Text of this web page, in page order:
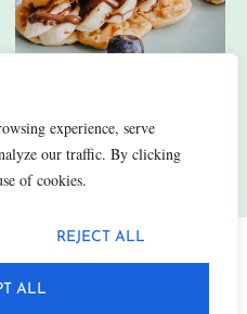
experience, serve
our traffic. By clicking
of cookies.
REJECT ALL
ALL
SOCIAL-MEDIA-KANÄLE.
vorbehalten.